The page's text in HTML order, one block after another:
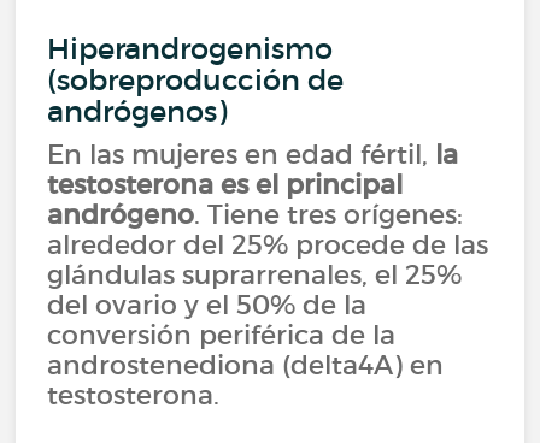
Hiperandrogenismo
(sobreproducción de
andrógenos)
En las mujeres en edad fértil, la
testosterona es el principal
andrógeno. Tiene tres orígenes:
alrededor del 25% procede de las
glándulas suprarrenales, el 25%
del ovario y el 50% de la
conversión periférica de la
androstenediona (delta4A) en
testosterona.